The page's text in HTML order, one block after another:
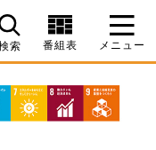
索 番組表 メニュー